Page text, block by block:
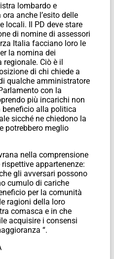
lombardo e
anche l’esito delle
locali. Il PD deve stare
di nomine di assessori
Italia facciano loro le
la nomina dei
Ciò è il
di chi chiede a
qualche amministratore
con la
più incarichi non
beneficio alla politica
sicché ne chiedono la
potrebbero meglio
nella comprensione
appartenenze:
gli avversari possono
cumulo di cariche
per la comunità
ragioni della loro
comasca e in che
acquisire i consensi
“.